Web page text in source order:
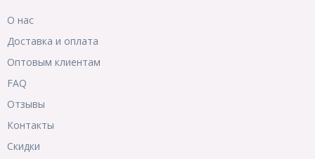
О нас
Доставка и оплата
Оптовым клиентам
FAQ
Отзывы
Контакты
Скидки